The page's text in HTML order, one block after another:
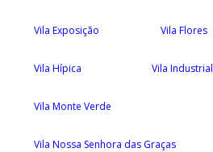
Vila Exposição Vila Flores
Vila Hípica Vila Industrial
Vila Monte Verde
Vila Nossa Senhora das Graças